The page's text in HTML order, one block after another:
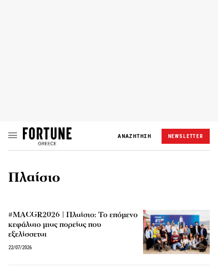
ΑΝΑΖΗΤΗΣΗ NEWSLETTER
Πλαίσιο
#MACGR2026 | Πλαίσιο: Το επόμενο
κεφάλαιο μιας πορείας που
εξελίσσεται
22/07/2026